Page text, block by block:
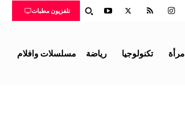
تلفزيون مطبات
مرأة تكنولوجيا رياضة مسلسلات وافلام